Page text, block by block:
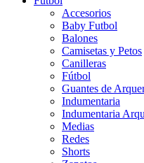
Accesorios
Baby Futbol
Balones
Camisetas y Petos
Canilleras
Fútbol
Guantes de
Indumentaria
Indumentaria
Medias
Redes
Shorts